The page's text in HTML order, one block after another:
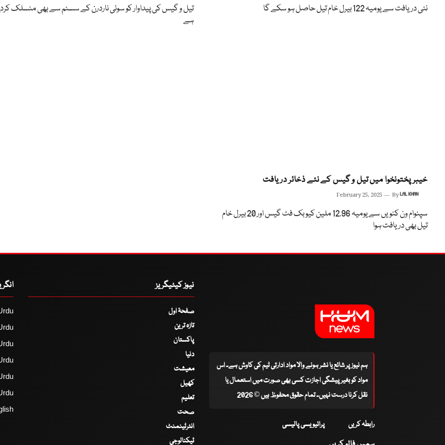
نئی دریافت سے یومیہ 122 بیرل خام تیل حاصل ہو سکے گا
تیل و گیس کی پیداوار کو سوئی ناردرن کے سسٹم سے بھی منسلک
ہے
خیبرپختونخوا میں تیل و گیس کے نئے ذخائر دریافت
February 25, 2025 ByLAL KHAN
سپنوام ون کنویں سے یومیہ 12.96 ملین کیوبک فٹ گیس اور 20 بیرل خام
تیل بھی دریافت ہوا
ہم نیوز پر شائع یا نشر ہونے والا مواد ادارتی ٹیم کی کاوش ہے۔ اس
مواد کو بغیر پیشگی اجازت کسی بھی صورت میں استعمال یا
نقل کرنا درست نہیں۔ تمام حقوق محفوظ ہیں © 2026
رابطہ کریں پرائیویسی پالیسی
نیوز کیٹیگریز
صفحۂ اول
تازہ ترین
پاکستان
دنیا
معیشت
کھیل
تعلیم
صحت
انٹرٹینمنٹ
ٹیکنالوجی